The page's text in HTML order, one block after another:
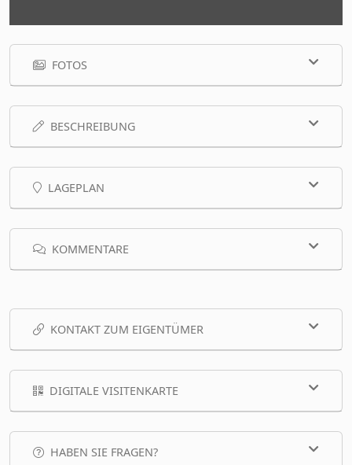
FOTOS
BESCHREIBUNG
LAGEPLAN
KOMMENTARE
KONTAKT ZUM EIGENTÜMER
DIGITALE VISITENKARTE
HABEN SIE FRAGEN?